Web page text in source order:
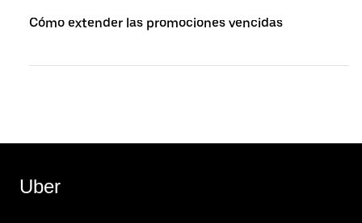
Cómo extender las promociones vencidas
Uber